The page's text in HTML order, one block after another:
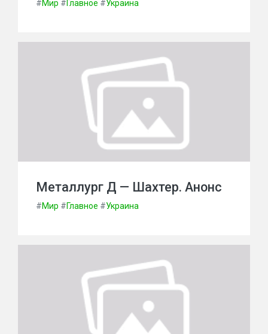
#Мир #Главное #Украина
Металлург Д — Шахтер. Анонс
#Мир #Главное #Украина